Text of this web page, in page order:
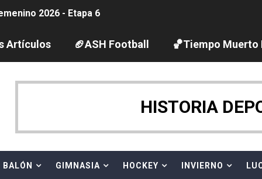
2026 - Etapa 6
League 2026
en aguas abiertas 2026 (París, Francia) - Dobletes
de pentatlón moderno 2026 (Estambul, Turquía)
de natación artística 2026 (París, Francia) -
Artículos 🏈ASH Football 🏀Tiempo Muerto
HISTORIA
BALÓN GIMNASIA HOCKEY INVIERNO